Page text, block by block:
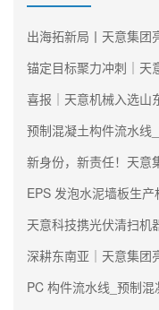
出海拓新局丨天意集团
天意科技携光伏清扫机
PC 构件流水线_预制